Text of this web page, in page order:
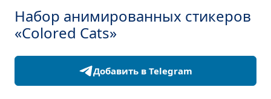
Набор анимированных стикеров
«Colored Cats»
Добавить в Telegram